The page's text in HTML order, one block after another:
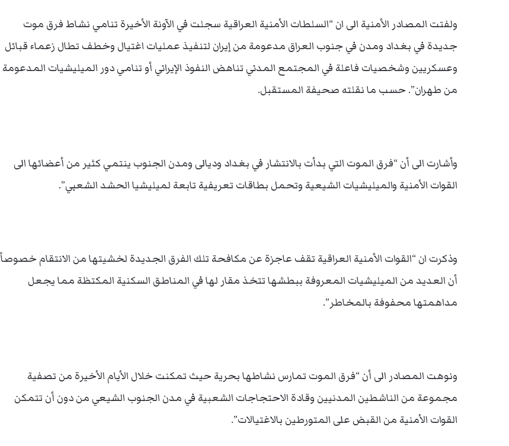
ولفتت المصادر الأمنية الى ان “السلطات الأمنية العراقية سجلت في الآونة الأخيرة تنامي نشاط فرق موت
جديدة في بغداد ومدن في جنوب العراق مدعومة من إيران لتنفيذ عمليات اغتيال وخطف تطال زعماء قبائل
وعسكريين وشخصيات فاعلة في المجتمع المدني تناهض النفوذ الإيراني أو تنامي دور الميليشيات المدعومة
من طهران”. حسب ما نقلته صحيفة المستقبل.
وأشارت الى أن “فرق الموت التي بدأت بالانتشار في بغداد وديالى ومدن الجنوب ينتمي كثير من أعضائها الى
القوات الأمنية والميليشيات الشيعية وتحمل بطاقات تعريفية تابعة لميليشيا الحشد الشعبي”.
وذكرت ان “القوات الأمنية العراقية تقف عاجزة عن مكافحة تلك الفرق الجديدة لخشيتها من الانتقام خصوصاً
أن العديد من الميليشيات المعروفة ببطشها تتخذ مقار لها في المناطق السكنية المكتظة مما يجعل
مداهمتها محفوفة بالمخاطر”.
ونوهت المصادر الى أن “فرق الموت تمارس نشاطها بحرية حيث تمكنت خلال الأيام الأخيرة من تصفية
مجموعة من الناشطين المدنيين وقادة الاحتجاجات الشعبية في مدن الجنوب الشيعي من دون أن تتمكن
القوات الأمنية من القبض على المتورطين بالاغتيالات”.